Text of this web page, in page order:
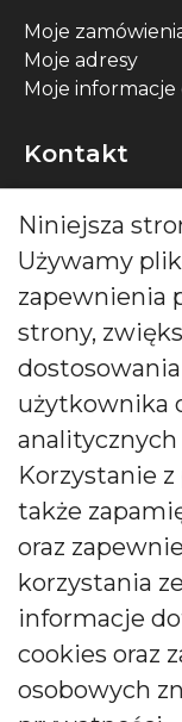
Moje
Moje adresy
Moje informacje
Kontakt
ul. Wójcicka
Zadzwoń do
0048 71 313
Copyright © 2026
Candles. All rights
Niniejsza
Używamy
zapewnienia
strony,
użytkownika
Korzystanie
także
oraz
korzystania
informacje
cookies oraz
osobowych